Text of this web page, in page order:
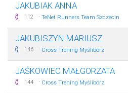
JAKUBIAK ANNA
112 · TeNet Runners Team Szczecin
JAKUBISZYN MARIUSZ
146 · Cross Trening Myślibórz
JAŚKOWIEC MAŁGORZATA
144 · Cross Trening Myślibórz